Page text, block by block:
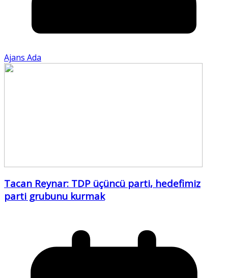
Ajans Ada
Tacan Reynar: TDP üçüncü parti, hedefimiz
parti grubunu kurmak